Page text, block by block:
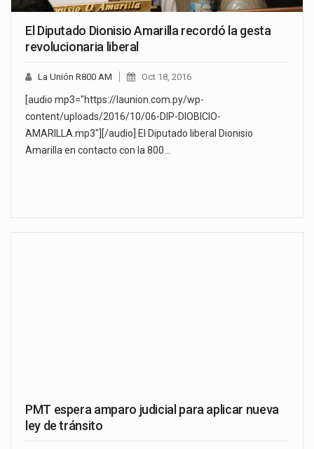
El Diputado Dionisio Amarilla recordó la gesta
revolucionaria liberal
La Unión R800 AM Oct 18, 2016
[audio mp3="https://launion.com.py/wp-
content/uploads/2016/10/06-DIP-DIOBICIO-
AMARILLA.mp3"][/audio] El Diputado liberal Dionisio
Amarilla en contacto con la 800…
PMT espera amparo judicial para aplicar nueva
ley de tránsito